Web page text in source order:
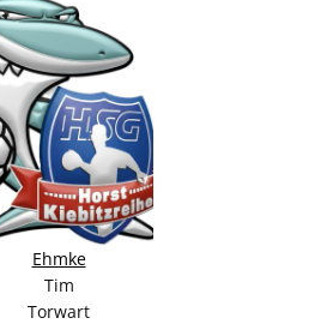
Ehmke
Tim
Torwart